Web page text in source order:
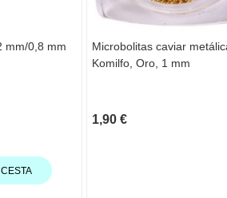
mm/0,8 mm
Microbolitas caviar
Komilfo, Oro, 1 mm
1,90 €